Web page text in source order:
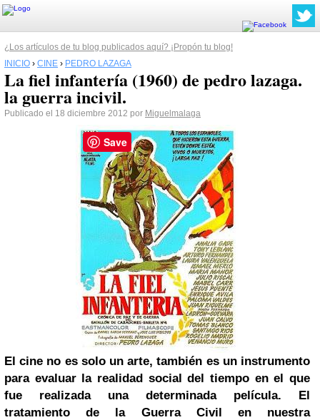
¿Los artículos de tu blog publicados aquí? ¡Propón tu blog!
INICIO › CINE › PEDRO LAZAGA
La fiel infantería (1960) de pedro lazaga.
la guerra incivil.
Publicado el 18 diciembre 2012 por Miguelmalaga
El cine no es solo un arte, también es un instrumento
para evaluar la realidad social del tiempo en el que
fue realizada una determinada película. El
tratamiento de la Guerra Civil en nuestra
Save